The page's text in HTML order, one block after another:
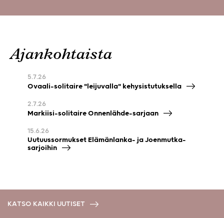
Ajankohtaista
5.7.26
Ovaali-solitaire "leijuvalla" kehysistutuksella
2.7.26
Markiisi-solitaire Onnenlähde-sarjaan
15.6.26
Uutuussormukset Elämänlanka- ja Joenmutka-
sarjoihin
KATSO KAIKKI UUTISET